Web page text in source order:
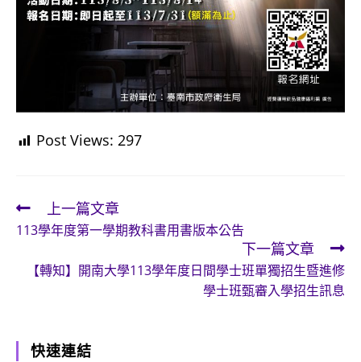
Post Views: 297
Read
more
articles
上一篇文章
113學年度第一學期教科書用書版本公告
下一篇文章
【轉知】開南大學113學年度日間學士班單獨招生暨進修
學士班甄審入學招生訊息
快速連結